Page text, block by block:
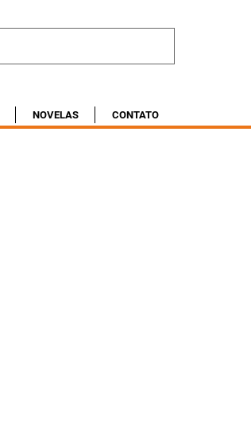
NOVELAS CONTATO